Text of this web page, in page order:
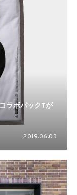
ラボパックTが
2019.06.03